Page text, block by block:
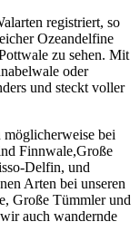
registriert, so
Ozeandelfine
zu sehen. Mit
oder
und steckt voller
möglicherweise bei
Finnwale,Große
Delfin, und
Arten bei unseren
Große Tümmler und
auch wandernde